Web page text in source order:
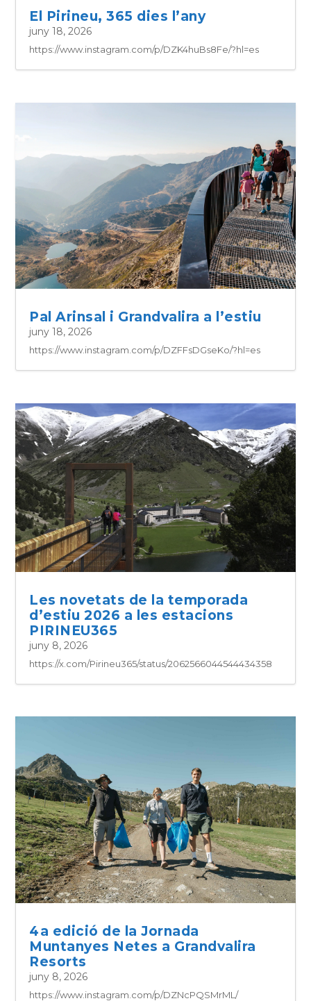
El Pirineu, 365 dies l’any
juny 18, 2026
https://www.instagram.com/p/DZK4huBs8Fe/?hl=es
Pal Arinsal i Grandvalira a l’estiu
juny 18, 2026
https://www.instagram.com/p/DZFFsDGseKo/?hl=es
Les novetats de la temporada
d’estiu 2026 a les estacions
PIRINEU365
juny 8, 2026
https://x.com/Pirineu365/status/2062566044544434358
4a edició de la Jornada
Muntanyes Netes a Grandvalira
Resorts
juny 8, 2026
https://www.instagram.com/p/DZNcPQSMrML/